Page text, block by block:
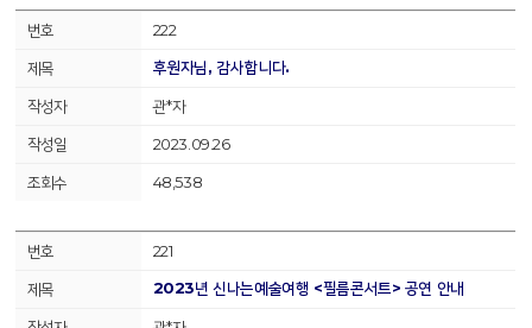
222
후원자님, 감사합니다.
관*자
2023.09.26
48,538
221
2023년 신나는예술여행 <필름콘서트> 공연 안내